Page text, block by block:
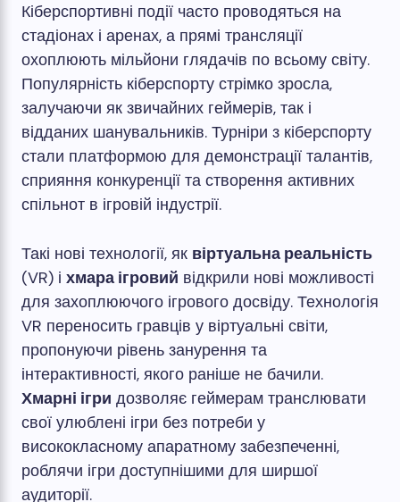
Кіберспортивні події часто проводяться на
стадіонах і аренах, а прямі трансляції
охоплюють мільйони глядачів по всьому світу.
Популярність кіберспорту стрімко зросла,
залучаючи як звичайних геймерів, так і
відданих шанувальників. Турніри з кіберспорту
стали платформою для демонстрації талантів,
сприяння конкуренції та створення активних
спільнот в ігровій індустрії.
Такі нові технології, як віртуальна реальність
(VR) і хмара ігровий відкрили нові можливості
для захоплюючого ігрового досвіду. Технологія
VR переносить гравців у віртуальні світи,
пропонуючи рівень занурення та
інтерактивності, якого раніше не бачили.
Хмарні ігри дозволяє геймерам транслювати
свої улюблені ігри без потреби у
висококласному апаратному забезпеченні,
роблячи ігри доступнішими для ширшої
аудиторії.